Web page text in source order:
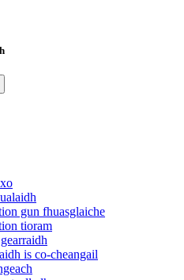
gun fhuasglaiche
tioram
is co-cheangail